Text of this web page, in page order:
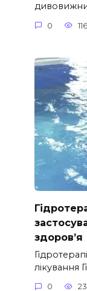
0 116
здоров’я
лікування
0